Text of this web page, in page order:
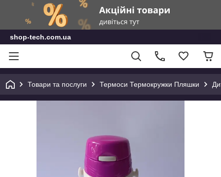
shop-tech.com.ua
Товари та послуги Термоси Термокружки Пляшки